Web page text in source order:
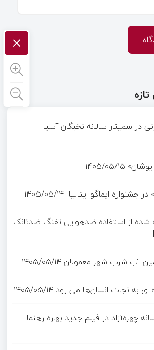
در سمینار سالانه نخبگان آسیا
۱۴۰۵/۰۵/۱۵
جشنواره ایماگو ایتالیا ۱۴۰۵/۰۵/۱۴
شده از استفاده ضدهوایی تفنگ ضدتانک
آب شرب شهر معمولان۱۴۰۵/۰۵/۱۴
ای به نجات انسان‌ها می رود ۱۴۰۵/۰۵/۱۴
چهره‌آزاد در فیلم جدید بهاره رهنما
×